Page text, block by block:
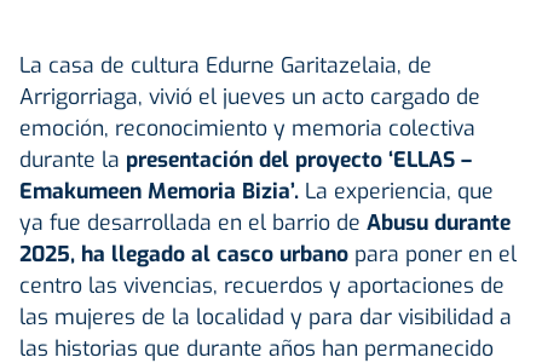
La casa de cultura Edurne Garitazelaia, de
Arrigorriaga, vivió el jueves un acto cargado de
emoción, reconocimiento y memoria colectiva
durante la presentación del proyecto ‘ELLAS –
Emakumeen Memoria Bizia’. La experiencia, que
ya fue desarrollada en el barrio de Abusu durante
2025, ha llegado al casco urbano para poner en el
centro las vivencias, recuerdos y aportaciones de
las mujeres de la localidad y para dar visibilidad a
las historias que durante años han permanecido